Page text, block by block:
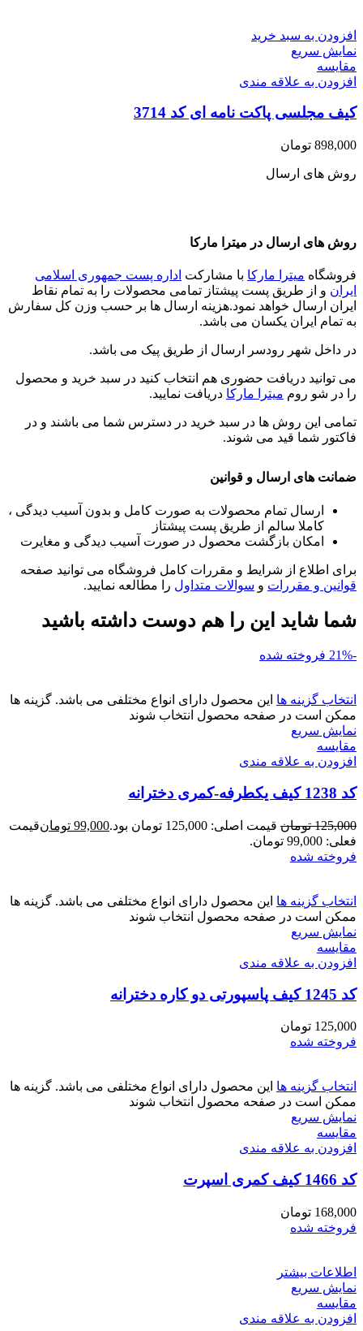
افزودن به سبد خرید
نمایش سریع
مقايسه
افزودن به علاقه مندی
کیف مجلسی پاکت نامه ای کد 3714
898,000 تومان
روش های ارسال
روش های ارسال در میترا مارکا
فروشگاه میترا مارکا با مشارکت اداره پست جمهوری اسلامی
ایران و از طریق پست پیشتاز تمامی محصولات را به تمام نقاط
ایران ارسال خواهد نمود.هزینه ارسال ها بر حسب وزن کل سفارش
به تمام ایران یکسان می باشد.
در داخل شهر رودسر ارسال از طریق پیک می باشد.
می توانید دریافت حضوری هم انتخاب کنید در سبد خرید و محصول
را در شو روم میترا مارکا دریافت نمایید.
تمامی این روش ها در سبد خرید در دسترس شما می باشند و در
فاکتور شما قید می شوند.
ضمانت های ارسال و قوانین
ارسال تمام محصولات به صورت کامل و بدون آسیب دیدگی ،
کاملا سالم از طریق پست پیشتاز
امکان بازگشت محصول در صورت آسیب دیدگی و مغایرت
برای اطلاع از شرایط و مقررات کامل فروشگاه می توانید صفحه
قوانین و مقررات و سوالات متداول را مطالعه نمایید.
شما شاید این را هم دوست داشته باشید
-21% فروخته شده
انتخاب گزینه ها این محصول دارای انواع مختلفی می باشد. گزینه ها
ممکن است در صفحه محصول انتخاب شوند
نمایش سریع
مقايسه
افزودن به علاقه مندی
کد 1238 کیف یکطرفه-کمری دخترانه
125,000 تومان قیمت اصلی: 125,000 تومان بود. 99,000 تومانقیمت
فعلی: 99,000 تومان.
فروخته شده
انتخاب گزینه ها این محصول دارای انواع مختلفی می باشد. گزینه ها
ممکن است در صفحه محصول انتخاب شوند
نمایش سریع
مقايسه
افزودن به علاقه مندی
کد 1245 کیف پاسپورتی دو کاره دخترانه
125,000 تومان
فروخته شده
انتخاب گزینه ها این محصول دارای انواع مختلفی می باشد. گزینه ها
ممکن است در صفحه محصول انتخاب شوند
نمایش سریع
مقايسه
افزودن به علاقه مندی
کد 1466 کیف کمری اسپرت
168,000 تومان
فروخته شده
اطلاعات بیشتر
نمایش سریع
مقايسه
افزودن به علاقه مندی